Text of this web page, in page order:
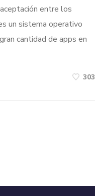
entre los
un sistema operativo
cantidad de apps en
303